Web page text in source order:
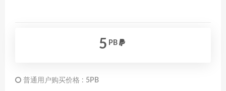
5 PB
普通用户购买价格 : 5PB